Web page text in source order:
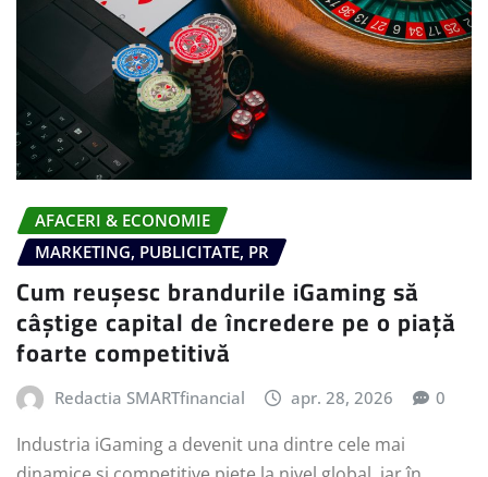
AFACERI & ECONOMIE
MARKETING, PUBLICITATE, PR
Cum reușesc brandurile iGaming să
câștige capital de încredere pe o piață
foarte competitivă
Redactia SMARTfinancial apr. 28, 2026 0
Industria iGaming a devenit una dintre cele mai